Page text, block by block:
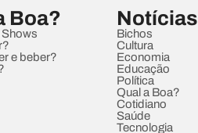
Boa?
e beber?
Notícias
Bichos
Cultura
Economia
Educação
Política
Qual a Boa?
Cotidiano
Saúde
Tecnologia